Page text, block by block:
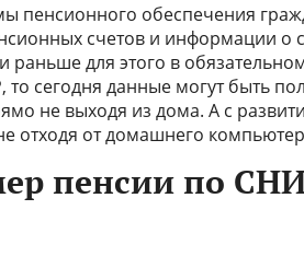
пенсионного обеспечения
счетов и информации о
раньше для этого в
сегодня данные могут быть
не выходя из дома. А с
отходя от домашнего
пенсии по